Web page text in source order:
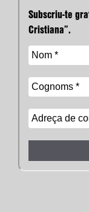
Subscriu-te
Cristiana”.